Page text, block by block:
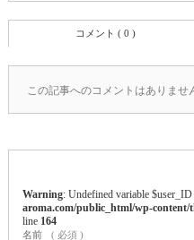
コメント ( 0 )
この記事へのコメントはありませ
Warning : Undefined variable
aroma.com/public_html/wp-content/
line 164
名前 ( 必須 )